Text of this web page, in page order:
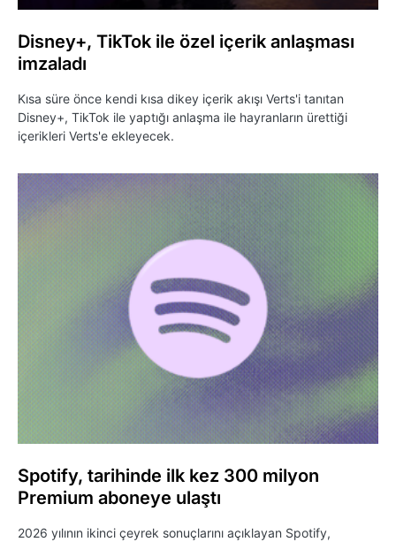
Disney+, TikTok ile özel içerik anlaşması
imzaladı
Kısa süre önce kendi kısa dikey içerik akışı Verts'i tanıtan
Disney+, TikTok ile yaptığı anlaşma ile hayranların ürettiği
içerikleri Verts'e ekleyecek.
Spotify, tarihinde ilk kez 300 milyon
Premium aboneye ulaştı
2026 yılının ikinci çeyrek sonuçlarını açıklayan Spotify,